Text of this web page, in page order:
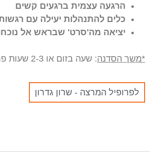
הרגעה עצמית ברגעים קשים
כלים להתנהלות יעילה עם
יציאה מה'סרט' שבראש אל
*משך הסדנה: שעה בזום או 2-3 שעות פרונטאליות
לפרופיל המרצה - שרון גדרון